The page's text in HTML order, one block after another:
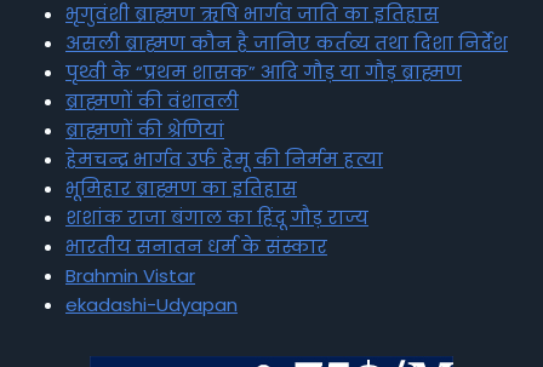
भृगुवंशी ब्राह्मण ऋषि भार्गव जाति का इतिहास
असली ब्राह्मण कौन है जानिए कर्तव्य तथा दिशा निर्देश
पृथ्वी के “प्रथम शासक” आदि गौड़ या गौड़ ब्राह्मण
ब्राह्मणों की वंशावली
ब्राह्मणों की श्रेणियां
हेमचन्द्र भार्गव उर्फ हेमू की निर्मम हत्या
भूमिहार ब्राह्मण का इतिहास
शशांक राजा बंगाल का हिंदू गौड़ राज्य
भारतीय सनातन धर्म के संस्कार
Brahmin Vistar
ekadashi-Udyapan